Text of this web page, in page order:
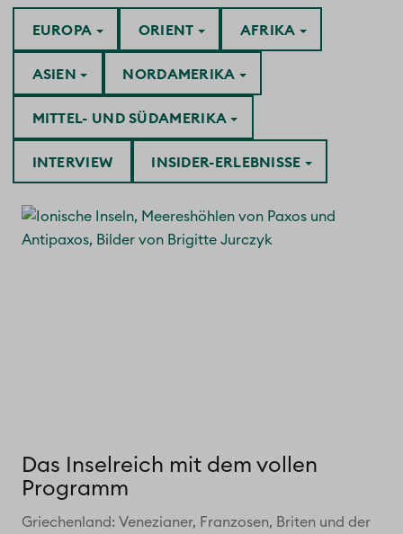
AFRIKA
ASIEN
EUROPA
INSIDER-ERLEBNISSE
INTERVIEW
MITTEL- UND SÜDAMERIKA
NORDAMERIKA
ORIENT
Das Inselreich mit dem vollen
Programm
Griechenland: Venezianer, Franzosen, Briten und der